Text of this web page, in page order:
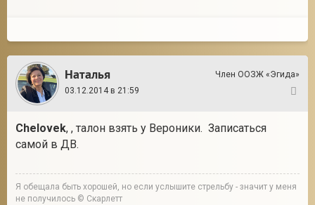
Наталья
Член ООЗЖ «Эгида»
03.12.2014 в 21:59
Chelovek, , талон взять у Вероники. Записаться
самой в ДВ.
Я обещала быть хорошей, но если услышите стрельбу - значит у меня
не получилось © Скарлетт